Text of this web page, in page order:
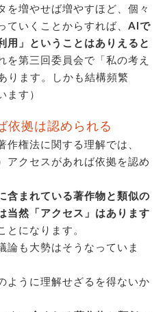
を増やせば増やすほど、個々
ていくことからすれば、AIで
用」ということはありえると
を第三回委員会で「私の考え
ります。しかも結構頻繁
ます）
拠は認められる
作権法に関する理解では、
アクセスがあれば依拠を認め
含まれている著作物と類似の
当然「アクセス」はあります
とになります。
論も大勢はそうなっていま
ように理解せざるを得ないか